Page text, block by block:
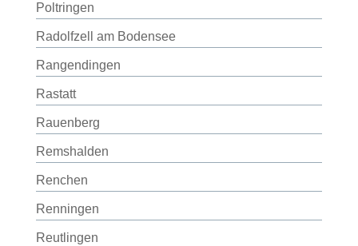
Poltringen
Radolfzell am Bodensee
Rangendingen
Rastatt
Rauenberg
Remshalden
Renchen
Renningen
Reutlingen